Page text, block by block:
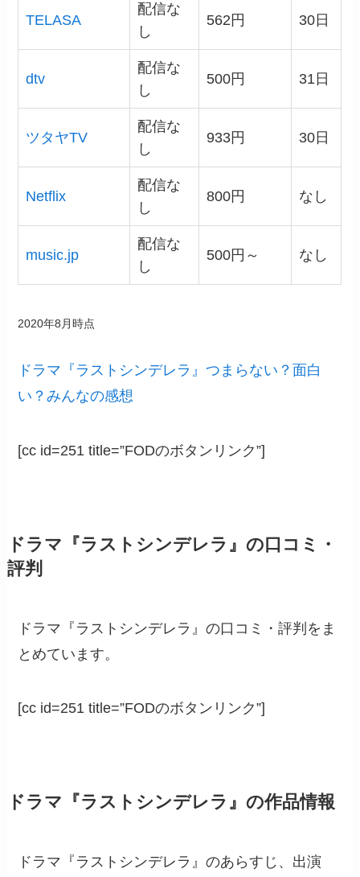
TELASA
配信な
し
562円 30日
dtv
配信な
し
500円 31日
ツタヤTV
配信な
し
933円 30日
Netflix
配信な
し
800円 なし
music.jp
配信な
し
500円～ なし
2020年8月時点
ドラマ『ラストシンデレラ』つまらない？面白
い？みんなの感想
[cc id=251 title=”FODのボタンリンク”]
ドラマ『ラストシンデレラ』の口コミ・
評判
ドラマ『ラストシンデレラ』の口コミ・評判をま
とめています。
[cc id=251 title=”FODのボタンリンク”]
ドラマ『ラストシンデレラ』の作品情報
ドラマ『ラストシンデレラ』のあらすじ、出演